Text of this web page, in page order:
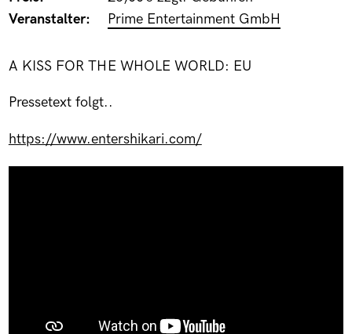
Veranstalter:
Prime Entertainment GmbH
A KISS FOR THE WHOLE WORLD: EU
Pressetext folgt..
https://www.entershikari.com/